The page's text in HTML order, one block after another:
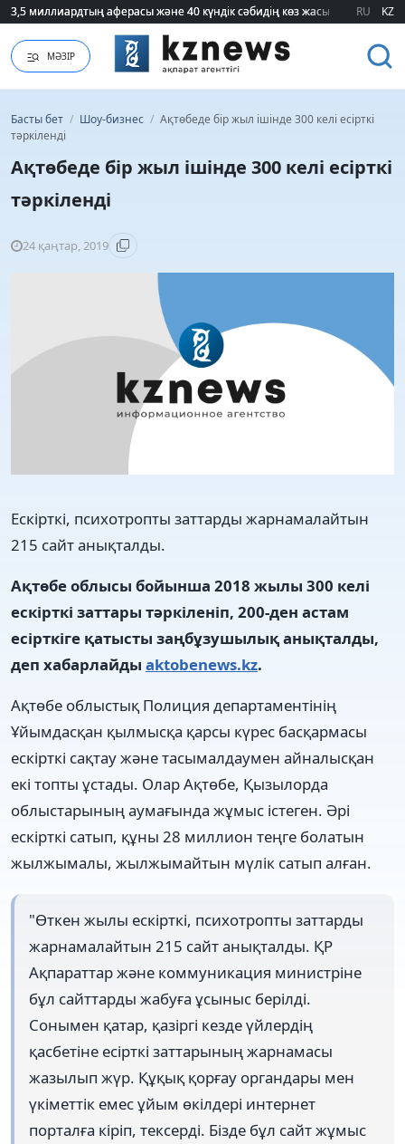
3,5 миллиардтың аферасы және 40 күндік сәбидің көз жасы:
3,5 миллиардтың аферасы және 40 күндік сәбидің көз жасы: RU KZ
МӘЗІР
Басты бет / Шоу-бизнес / Ақтөбеде бір жыл ішінде 300 келі есірткі
тәркіленді
Ақтөбеде бір жыл ішінде 300 келі есірткі
тәркіленді
24 қаңтар, 2019
Ескірткі, психотропты заттарды жарнамалайтын
215 сайт анықталды.
Ақтөбе облысы бойынша 2018 жылы 300 келі
ескірткі заттары тәркіленіп, 200-ден астам
есірткіге қатысты заңбұзушылық анықталды,
деп хабарлайды aktobenews.kz.
Ақтөбе облыстық Полиция департаментінің
Ұйымдасқан қылмысқа қарсы күрес басқармасы
ескірткі сақтау және тасымалдаумен айналысқан
екі топты ұстады. Олар Ақтөбе, Қызылорда
облыстарының аумағында жұмыс істеген. Әрі
ескірткі сатып, құны 28 миллион теңге болатын
жылжымалы, жылжымайтын мүлік сатып алған.
"Өткен жылы ескірткі, психотропты заттарды
жарнамалайтын 215 сайт анықталды. ҚР
Ақпараттар және коммуникация министріне
бұл сайттарды жабуға ұсыныс берілді.
Сонымен қатар, қазіргі кезде үйлердің
қасбетіне есірткі заттарының жарнамасы
жазылып жүр. Құқық қорғау органдары мен
үкіметтік емес ұйым өкілдері интернет
порталға кіріп, тексерді. Бізде бұл сайт жұмыс